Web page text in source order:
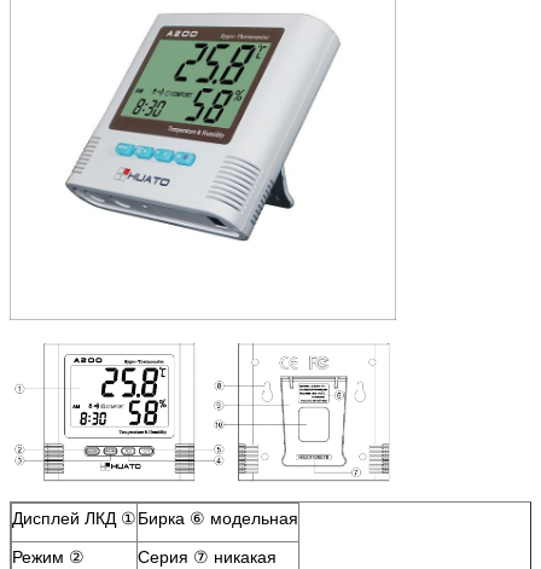
Дисплей ЛКД ①Бирка ⑥ модельная
Режим ②
Серия ⑦ никакая